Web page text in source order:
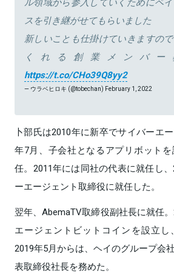
スを引き継がせてもらいました
新しいことも仕掛けていきますの
くれる創業メンバー
https://t.co/CHo39Q8yy2
— ウラベヒロキ (@tobechan) February 1, 2022
卜部氏は2010年に新卒でサイバーエ
年7月、子会社となるアプリボット
任。2011年には同社の代表に就任し
ーエージェント取締役に就任した。
翌年、AbemaTV取締役副社長に就任
エージェントビットコインを設立し
2019年5月からは、ヘイのグループ会
表取締役社長を務めた。